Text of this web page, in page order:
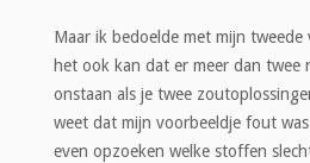
Maar ik bedoelde met mijn
het ook kan dat er meer dan twee
onstaan als je twee
weet dat mijn voorbeeldje fout
even opzoeken welke stoffen